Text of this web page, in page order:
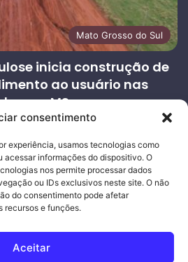
consentimento
experiência, usamos tecnologias como
acessar informações do dispositivo. O
nos permite processar dados
ou IDs exclusivos neste site. O não
do consentimento pode afetar
recursos e funções.
Aceitar
Mato Grosso do Sul
inicia construção de
ao usuário nas
em MS
Página
anterior
Próxima
página
- Desenvolvimento Web
Joeber Garcia